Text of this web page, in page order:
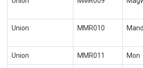
Union MMR010
Union MMR011 Mon